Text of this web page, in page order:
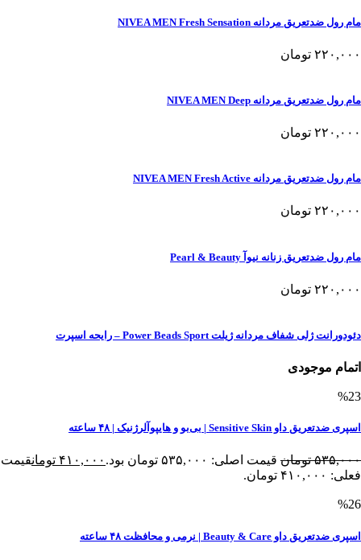
مام رول ضدتعریق مردانه NIVEA MEN Fresh Sensation
۲۲۰,۰۰۰ تومان
مام رول ضدتعریق مردانه NIVEA MEN Deep
۲۲۰,۰۰۰ تومان
مام رول ضدتعریق مردانه NIVEA MEN Fresh Active
۲۲۰,۰۰۰ تومان
مام رول ضدتعریق زنانه نیوآ Pearl & Beauty
۲۲۰,۰۰۰ تومان
دئودورانت ژلی شفاف مردانه ژیلت Power Beads Sport – رایحه اسپرت
اتمام موجودی
%23
اسپری ضدتعریق داو Sensitive Skin | بی‌بو و هایپوآلرژنیک | ۴۸ ساعته
۵۳۵,۰۰۰ تومان قیمت اصلی: ۵۳۵,۰۰۰ تومان بود. ۴۱۰,۰۰۰ تومانقیمت
فعلی: ۴۱۰,۰۰۰ تومان.
%26
اسپری ضدتعریق داو Beauty & Care | نرمی و محافظت ۴۸ ساعته